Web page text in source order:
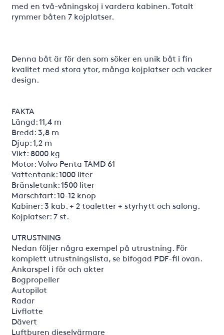
med en två-våningskoj i vardera kabinen. Totalt
rymmer båten 7 kojplatser.
Denna båt är för den som söker en unik båt i fin
kvalitet med stora ytor, många kojplatser och vacker
design.
FAKTA
Längd: 11,4 m
Bredd: 3,8 m
Djup: 1,2 m
Vikt: 8000 kg
Motor: Volvo Penta TAMD 61
Vattentank: 1000 liter
Bränsletank: 1500 liter
Marschfart: 10-12 knop
Kabiner: 3 kab. + 2 toaletter + styrhytt och salong.
Kojplatser: 7 st.
UTRUSTNING
Nedan följer några exempel på utrustning. För
komplett utrustningslista, se bifogad PDF-fil ovan.
Ankarspel i för och akter
Bogpropeller
Autopilot
Radar
Livflotte
Dävert
Luftburen dieselvärmare